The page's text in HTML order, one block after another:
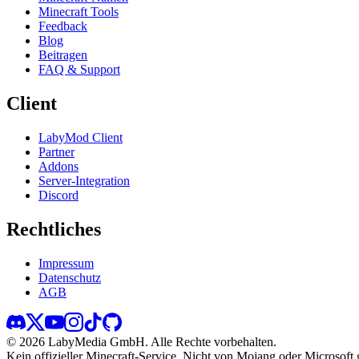
Minecraft Tools
Feedback
Blog
Beitragen
FAQ & Support
Client
LabyMod Client
Partner
Addons
Server-Integration
Discord
Rechtliches
Impressum
Datenschutz
AGB
© 2026 LabyMedia GmbH. Alle Rechte vorbehalten.
Kein offizieller Minecraft-Service. Nicht von Mojang oder Microsoft